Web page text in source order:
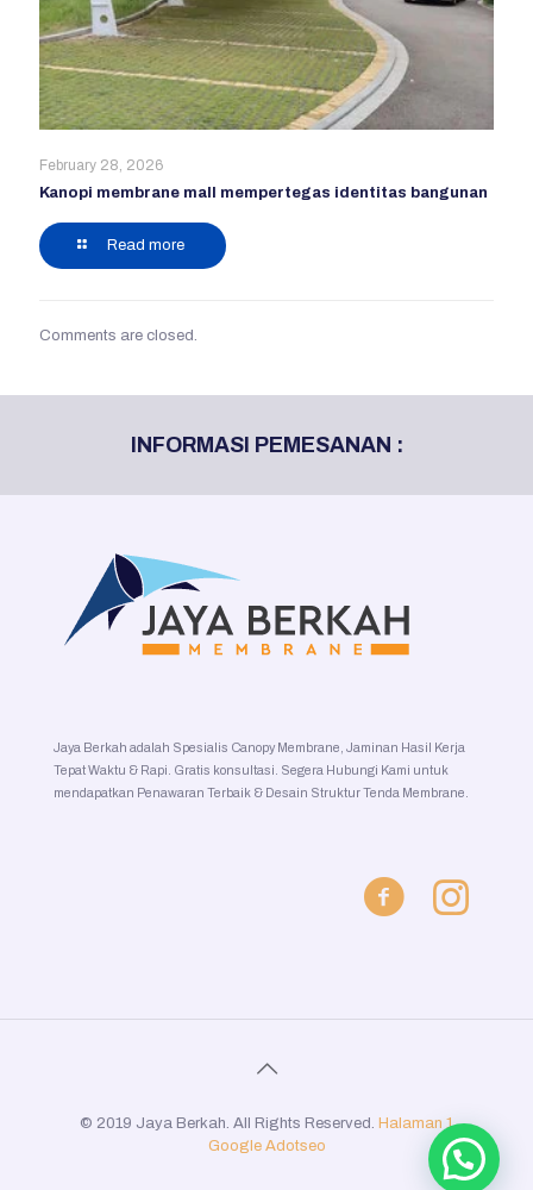
February 28, 2026
Kanopi membrane mall mempertegas identitas bangunan
Read more
Comments are closed.
INFORMASI PEMESANAN :
Jaya Berkah adalah Spesialis Canopy Membrane, Jaminan Hasil Kerja
Tepat Waktu & Rapi. Gratis konsultasi. Segera Hubungi Kami untuk
mendapatkan Penawaran Terbaik & Desain Struktur Tenda Membrane.
© 2019 Jaya Berkah. All Rights Reserved. Halaman 1
Google Adotseo